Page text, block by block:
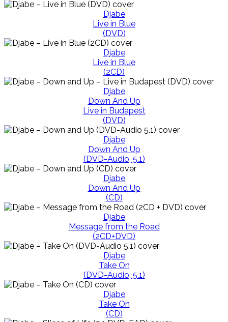
Djabe
Live in Blue
(DVD)
Djabe
Live in Blue
(2CD)
Djabe
Down And Up
Live in Budapest
(DVD)
Djabe
Down And Up
(DVD-Audio, 5.1)
Djabe
Down And Up
(CD)
Djabe
Message from the Road
(2CD+DVD)
Djabe
Take On
(DVD-Audio, 5.1)
Djabe
Take On
(CD)